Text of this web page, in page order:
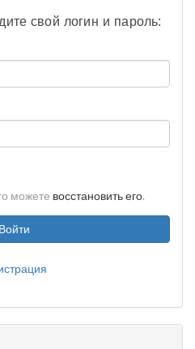
свой логин и пароль:
можете восстановить его.
Войти